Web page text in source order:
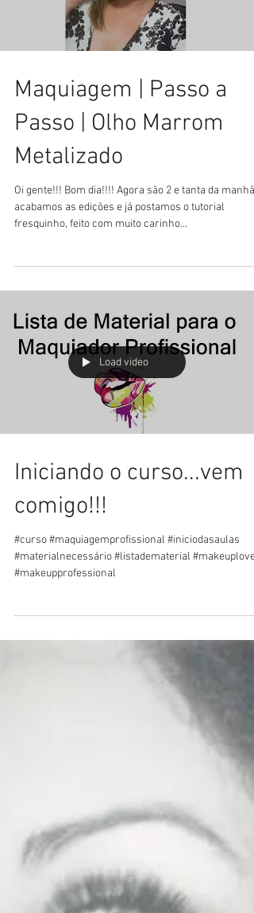
Load video
Maquiagem | Passo a
Passo | Olho Marrom
Metalizado
acabamos as edições e já postamos o tutorial
fresquinho, feito com muito carinho...
Load video
Iniciando o curso...vem
comigo!!!
#materialnecessário #listadematerial